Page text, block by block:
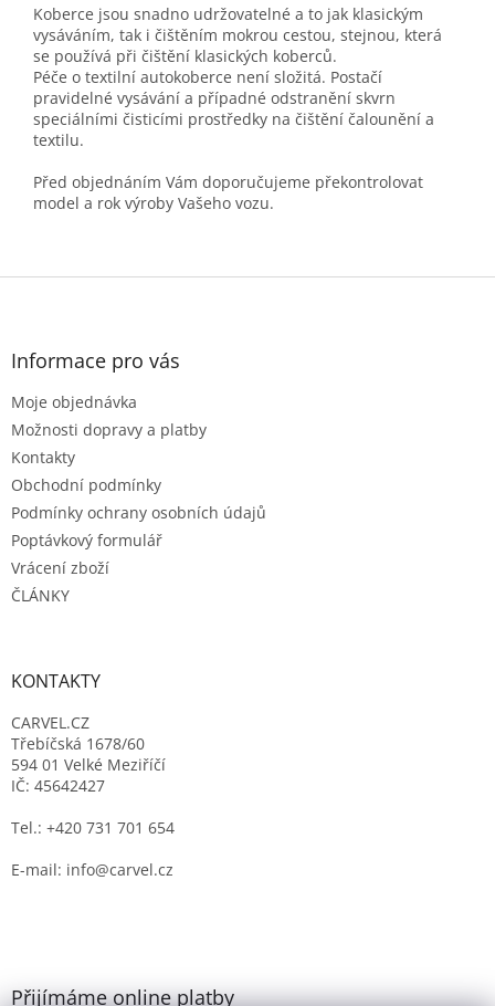
Koberce jsou snadno udržovatelné a to jak klasickým
vysáváním, tak i čištěním mokrou cestou, stejnou, která
se používá při čištění klasických koberců.
Péče o textilní autokoberce není složitá. Postačí
pravidelné vysávání a případné odstranění skvrn
speciálními čisticími prostředky na čištění čalounění a
textilu.
Před objednáním Vám doporučujeme překontrolovat
model a rok výroby Vašeho vozu.
Z
Informace pro vás
Moje objednávka
Možnosti dopravy a platby
Kontakty
Obchodní podmínky
Podmínky ochrany osobních údajů
Poptávkový formulář
Vrácení zboží
ČLÁNKY
KONTAKTY
CARVEL.CZ
Třebíčská 1678/60
594 01 Velké Meziříčí
IČ: 45642427
Tel.: +420 731 701 654
E-mail: info@carvel.cz
Přijímáme online platby